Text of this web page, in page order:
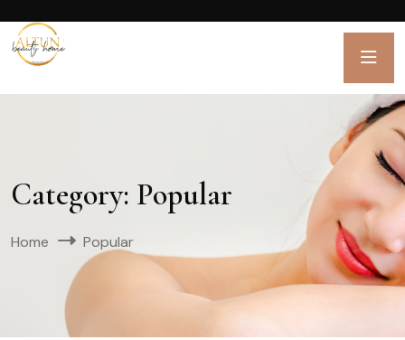
Category: Popular
Home Popular